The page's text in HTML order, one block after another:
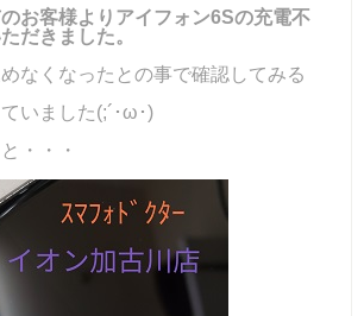
お客様よりアイフォン6Sの充電不
だきました。
なくなったとの事で確認してみる
いました(;´･ω･)
・・・